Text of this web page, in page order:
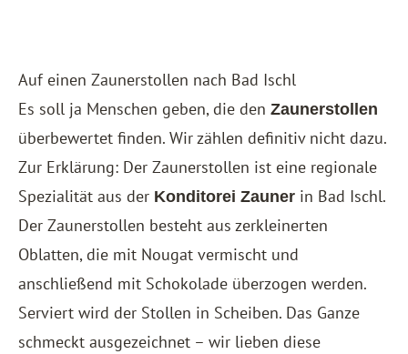
Auf einen Zaunerstollen nach Bad Ischl
Es soll ja Menschen geben, die den Zaunerstollen
überbewertet finden. Wir zählen definitiv nicht dazu.
Zur Erklärung: Der Zaunerstollen ist eine regionale
Spezialität aus der Konditorei Zauner in Bad Ischl.
Der Zaunerstollen besteht aus zerkleinerten
Oblatten, die mit Nougat vermischt und
anschließend mit Schokolade überzogen werden.
Serviert wird der Stollen in Scheiben. Das Ganze
schmeckt ausgezeichnet – wir lieben diese